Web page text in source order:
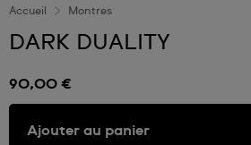
Accueil Montres
DARK DUALITY
90,00 €
Ajouter au panier